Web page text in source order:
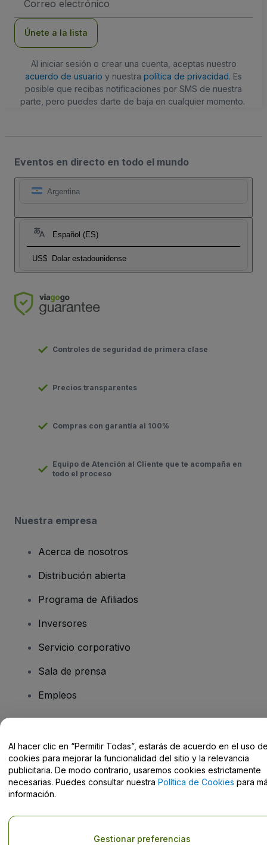
de
Únete a la lista
Al iniciar sesión o crear una cuenta, aceptas nuestro
acuerdo de usuario y nuestra política de privacidad. Es
posible que recibas notificaciones por SMS de nuestra
parte, pero puedes darte de baja en cualquier momento.
Eventos en directo en todo el mundo
Argentina
Español (ES)
US$ Dolar estadounidense
Controles de seguridad de primera clase
Precios transparentes
Compras con garantía al 100%
Equipo de Atención al Cliente que te acompaña en
todo el proceso
Nuestra empresa
Acerca de nosotros
Distribución abierta
Programa de Afiliados
Inversores
Servicio corporativo
Sala de prensa
Empleos
Centro de Ayuda / Contacto
Derechos reservados © viagogo GmbH 2026 Datos de la Empresa
Al hacer clic en “Permitir Todas”, estarás de acuerdo en el uso
cookies para mejorar la funcionalidad del sitio y la relevancia
publicitaria. De modo contrario, usaremos cookies estrictamente
necesarias. Puedes consultar nuestra Política de Cookies para
información.
Gestionar preferencias